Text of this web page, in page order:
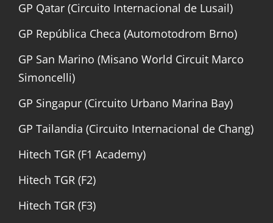
GP Qatar (Circuito Internacional de Lusail)
GP República Checa (Automotodrom Brno)
GP San Marino (Misano World Circuit Marco
Simoncelli)
GP Singapur (Circuito Urbano Marina Bay)
GP Tailandia (Circuito Internacional de Chang)
Hitech TGR (F1 Academy)
Hitech TGR (F2)
Hitech TGR (F3)